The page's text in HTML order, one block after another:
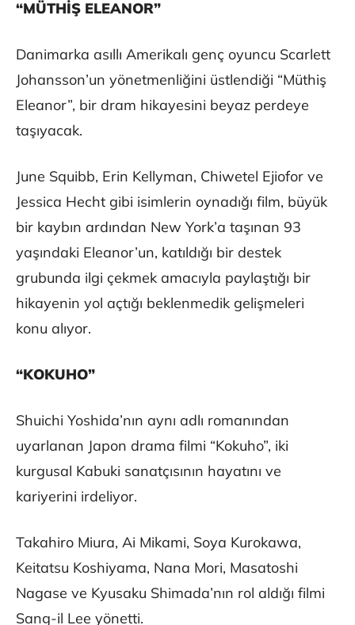
“MÜTHİŞ ELEANOR”
Danimarka asıllı Amerikalı genç oyuncu Scarlett
Johansson’un yönetmenliğini üstlendiği “Müthiş
Eleanor”, bir dram hikayesini beyaz perdeye
taşıyacak.
June Squibb, Erin Kellyman, Chiwetel Ejiofor ve
Jessica Hecht gibi isimlerin oynadığı film, büyük
bir kaybın ardından New York’a taşınan 93
yaşındaki Eleanor’un, katıldığı bir destek
grubunda ilgi çekmek amacıyla paylaştığı bir
hikayenin yol açtığı beklenmedik gelişmeleri
konu alıyor.
“KOKUHO”
Shuichi Yoshida’nın aynı adlı romanından
uyarlanan Japon drama filmi “Kokuho”, iki
kurgusal Kabuki sanatçısının hayatını ve
kariyerini irdeliyor.
Takahiro Miura, Ai Mikami, Soya Kurokawa,
Keitatsu Koshiyama, Nana Mori, Masatoshi
Nagase ve Kyusaku Shimada’nın rol aldığı filmi
Sang-il Lee yönetti.